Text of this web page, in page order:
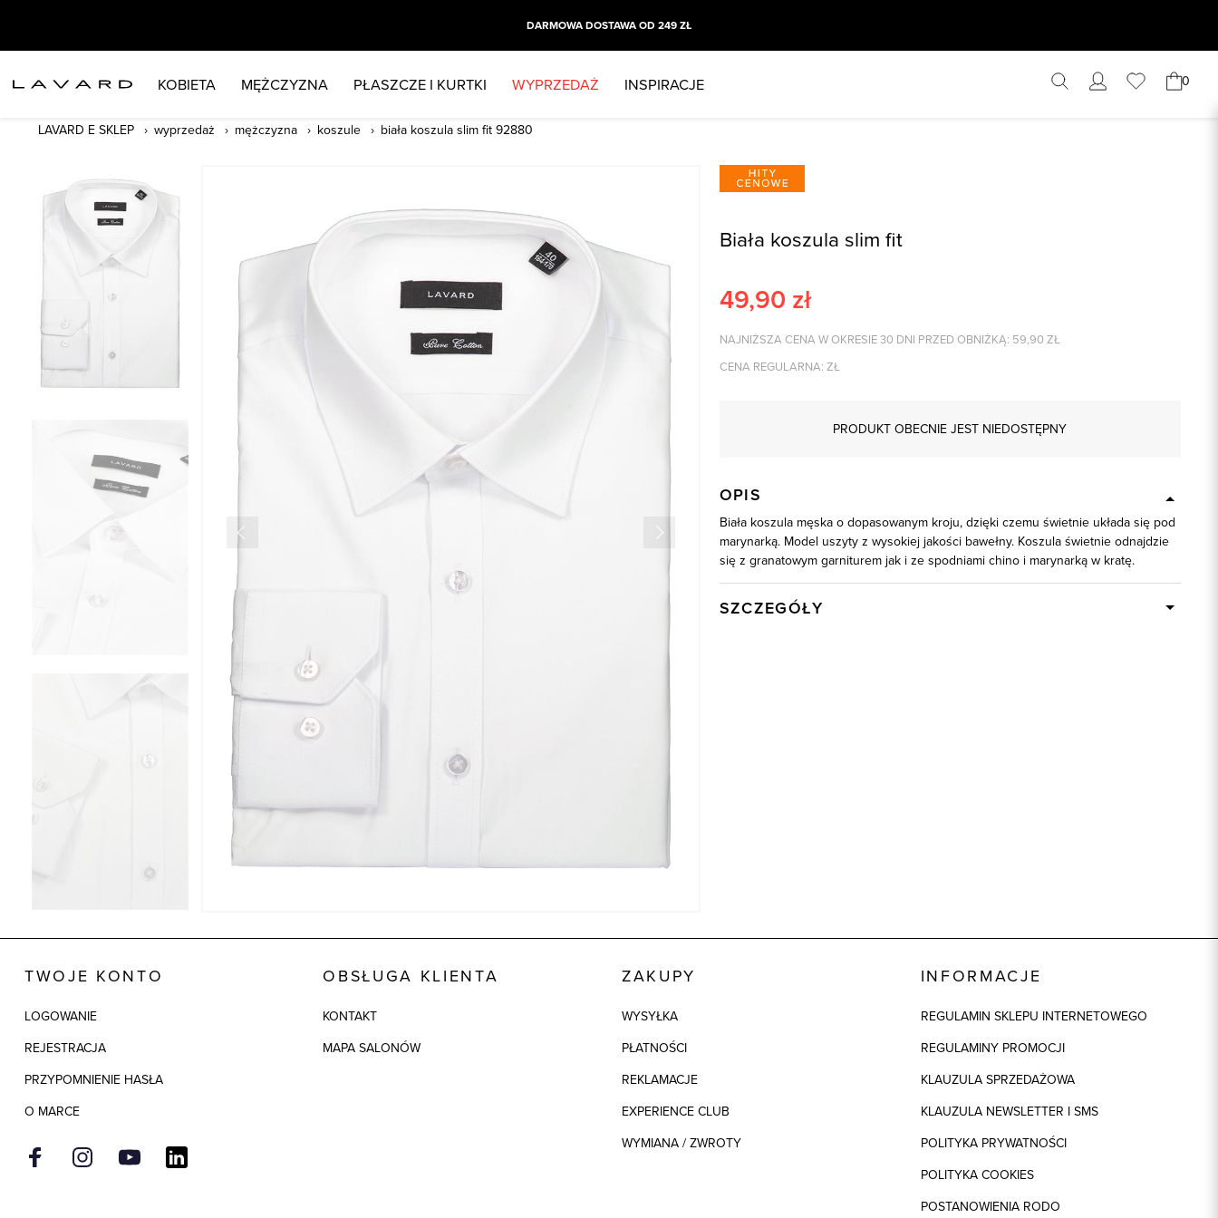
DARMOWA DOSTAWA OD 249 ZŁ
KOBIETA MĘŻCZYZNA PŁASZCZE I KURTKI WYPRZEDAŻ INSPIRACJE 0
LAVARD E SKLEP wyprzedaż mężczyzna koszule biała koszula slim fit 92880
Biała koszula slim fit
49,90 zł
NAJNIŻSZA CENA W OKRESIE 30 DNI PRZED OBNIŻKĄ: 59,90 ZŁ
CENA REGULARNA: ZŁ
PRODUKT OBECNIE JEST NIEDOSTĘPNY
OPIS
Biała koszula męska o dopasowanym kroju, dzięki czemu świetnie układa się pod
marynarką. Model uszyty z wysokiej jakości bawełny. Koszula świetnie odnajdzie
się z granatowym garniturem jak i ze spodniami chino i marynarką w kratę.
SZCZEGÓŁY
TWOJE KONTO
LOGOWANIE
REJESTRACJA
PRZYPOMNIENIE HASŁA
O MARCE
OBSŁUGA KLIENTA
KONTAKT
MAPA SALONÓW
ZAKUPY
WYSYŁKA
PŁATNOŚCI
REKLAMACJE
EXPERIENCE CLUB
WYMIANA / ZWROTY
INFORMACJE
REGULAMIN SKLEPU INTERNETOWEGO
REGULAMINY PROMOCJI
KLAUZULA SPRZEDAŻOWA
KLAUZULA NEWSLETTER I SMS
POLITYKA PRYWATNOŚCI
POLITYKA COOKIES
POSTANOWIENIA RODO